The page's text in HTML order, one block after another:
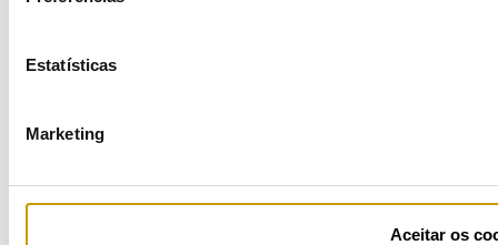
Estatísticas
Marketing
Aceitar os